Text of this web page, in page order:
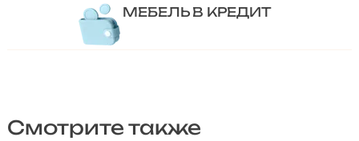
МЕБЕЛЬ В КРЕДИТ
Смотрите также